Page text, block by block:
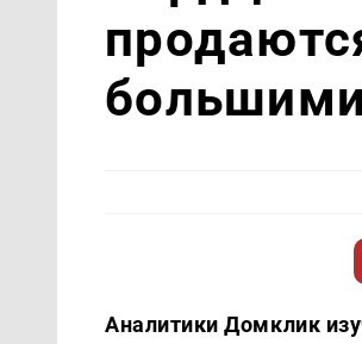
Аналитики Домклик